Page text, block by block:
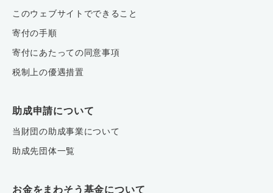
このウェブサイトでできること
寄付の手順
寄付にあたっての同意事項
税制上の優遇措置
助成申請について
当財団の助成事業について
助成先団体一覧
お金をまわそう基金について